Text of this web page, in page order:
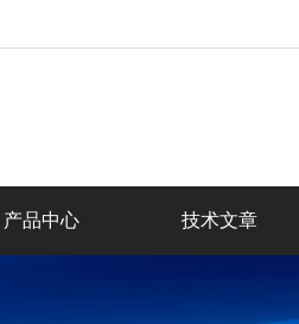
产品中心 技术文章